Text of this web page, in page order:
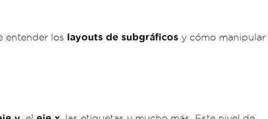
entender los layouts de subgráficos y cómo manipular